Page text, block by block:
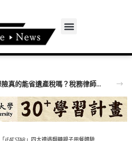
大老婆條款上路後，買保險真的能省遺產稅嗎？稅務律師拆解節稅4大關鍵
iEAT STAR」四大禮遇翻轉親子用餐體驗